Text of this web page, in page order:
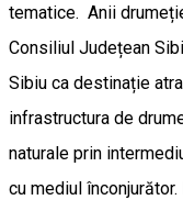
tematice. Anii
Consiliul Județean
Sibiu ca destinație
infrastructura de
naturale prin
cu mediul